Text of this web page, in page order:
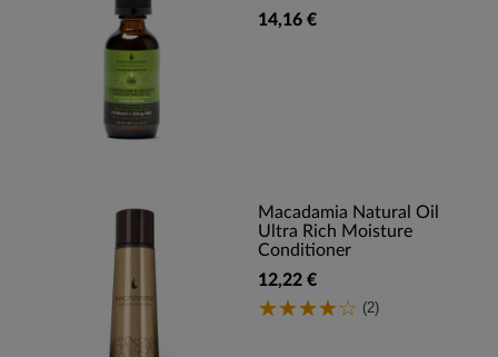
14,16 €
Macadamia Natural Oil
Ultra Rich Moisture
Conditioner
12,22 €
(2)